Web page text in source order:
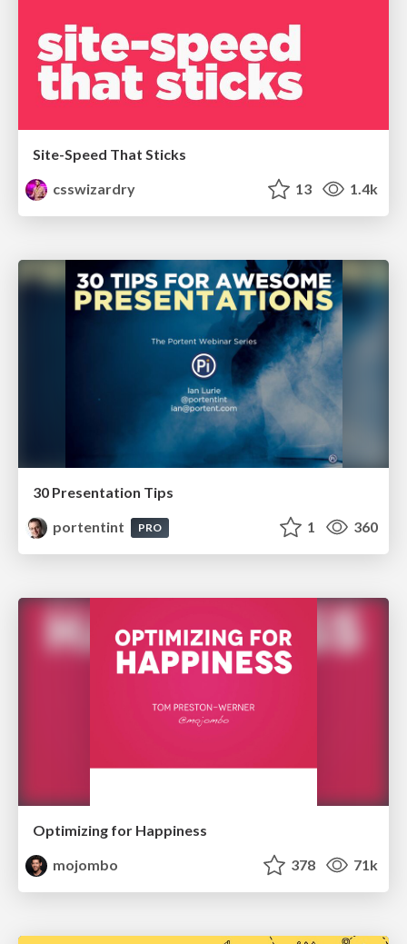
Site-Speed That Sticks
csswizardry
13 1.4k
30 Presentation Tips
portentint
PRO 1 360
Optimizing for Happiness
mojombo
378 71k